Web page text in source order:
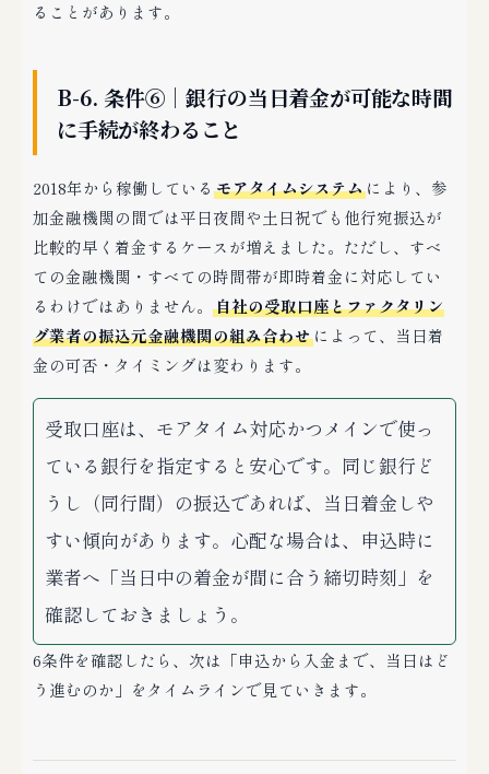
ることがあります。
B-6. 条件⑥｜銀行の当日着金が可能な時間
に手続が終わること
2018年から稼働している モアタイムシステムにより、参
加金融機関の間では平日夜間や土日祝でも他行宛振込が
比較的早く着金するケースが増えました。ただし、すべ
ての金融機関・すべての時間帯が即時着金に対応してい
るわけではありません。 自社の受取口座とファクタリン
グ業者の振込元金融機関の組み合わせによって、当日着
金の可否・タイミングは変わります。
受取口座は、モアタイム対応かつメインで使っ
ている銀行を指定すると安心です。同じ銀行ど
うし（同行間）の振込であれば、当日着金しや
すい傾向があります。心配な場合は、申込時に
業者へ「当日中の着金が間に合う締切時刻」を
確認しておきましょう。
6条件を確認したら、次は「申込から入金まで、当日はど
う進むのか」をタイムラインで見ていきます。